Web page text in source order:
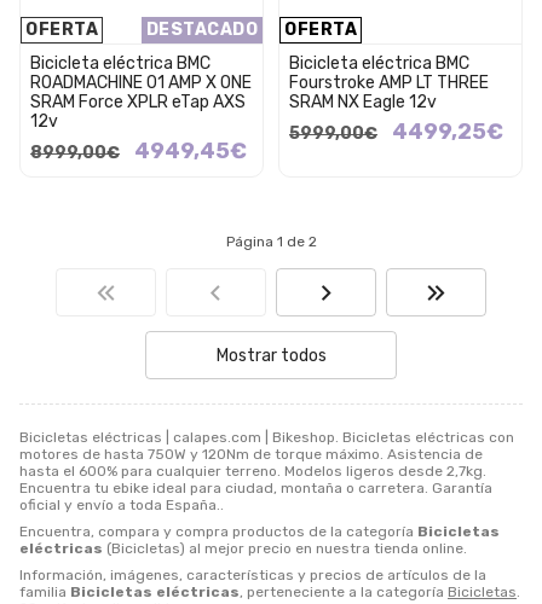
Bicicletas eléctricas | calapes.com | Bikeshop. Bicicletas eléctricas con
motores de hasta 750W y 120Nm de torque máximo. Asistencia de
hasta el 600% para cualquier terreno. Modelos ligeros desde 2,7kg.
Encuentra tu ebike ideal para ciudad, montaña o carretera. Garantía
oficial y envío a toda España..
Encuentra, compara y compra productos de la categoría Bicicletas
eléctricas (Bicicletas) al mejor precio en nuestra tienda online.
Información, imágenes, características y precios de artículos de la
familia Bicicletas eléctricas, perteneciente a la categoría Bicicletas.
OFERTA DESTACADO
Bicicleta eléctrica BMC
ROADMACHINE 01 AMP X ONE
SRAM Force XPLR eTap AXS
12v
8999,00€
4949,45€
OFERTA
Bicicleta eléctrica BMC
Fourstroke AMP LT THREE
SRAM NX Eagle 12v
5999,00€
4499,25€
Página 1 de 2
Mostrar todos